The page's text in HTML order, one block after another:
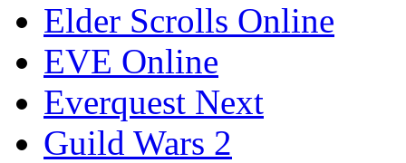
Elder Scrolls Online
EVE Online
Everquest Next
Guild Wars 2